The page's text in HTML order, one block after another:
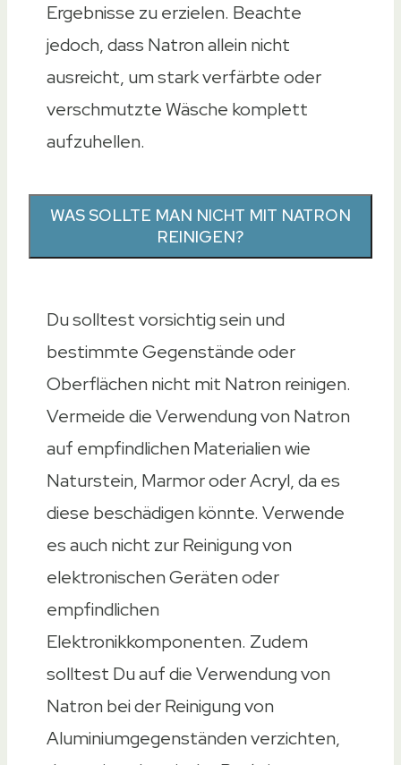
Ergebnisse zu erzielen. Beachte
jedoch, dass Natron allein nicht
ausreicht, um stark verfärbte oder
verschmutzte Wäsche komplett
aufzuhellen.
WAS SOLLTE MAN NICHT MIT NATRON
REINIGEN?
Du solltest vorsichtig sein und
bestimmte Gegenstände oder
Oberflächen nicht mit Natron reinigen.
Vermeide die Verwendung von Natron
auf empfindlichen Materialien wie
Naturstein, Marmor oder Acryl, da es
diese beschädigen könnte. Verwende
es auch nicht zur Reinigung von
elektronischen Geräten oder
empfindlichen
Elektronikkomponenten. Zudem
solltest Du auf die Verwendung von
Natron bei der Reinigung von
Aluminiumgegenständen verzichten,